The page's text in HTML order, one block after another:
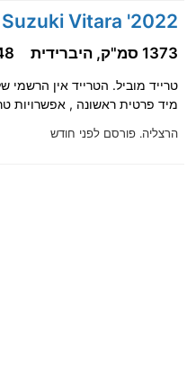
2022' Suzuki Vitara סוזוקי ויטרה
הרצליה.פורסם לפני חודש
1373 סמ"ק, היברידית
טרייד מוביל. הטרייד אין הרשמי
מיד פרטית ראשונה , אפשרויות